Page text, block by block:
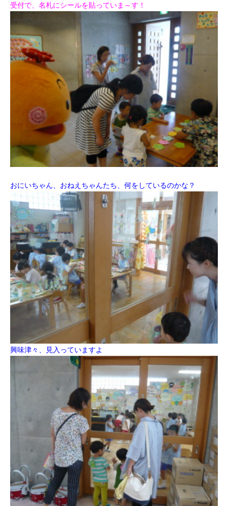
受付で、名札にシールを貼っていま～す！
おにいちゃん、おねえちゃんたち、何をしているのかな？
興味津々、見入っていますよ